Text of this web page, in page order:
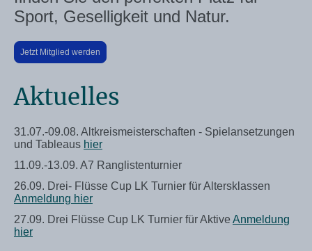
Sport, Geselligkeit und Natur.
Jetzt Mitglied werden
Aktuelles
31.07.-09.08. Altkreismeisterschaften - Spielansetzungen
und Tableaus hier
11.09.-13.09. A7 Ranglistenturnier
26.09. Drei- Flüsse Cup LK Turnier für Altersklassen
Anmeldung hier
27.09. Drei Flüsse Cup LK Turnier für Aktive Anmeldung
hier